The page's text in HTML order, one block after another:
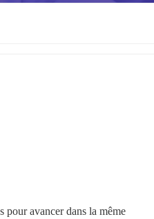
pour avancer dans la même